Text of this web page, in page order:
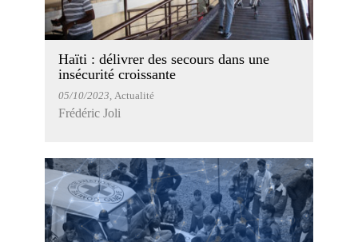
Haïti : délivrer des secours dans une
insécurité croissante
05/10/2023 , Actualité
Frédéric Joli